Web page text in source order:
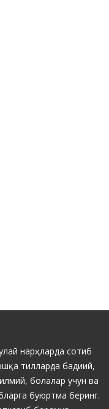
нарҳларда сотиб
тилларда бадиий,
болалар учун ва
буюртма беринг.